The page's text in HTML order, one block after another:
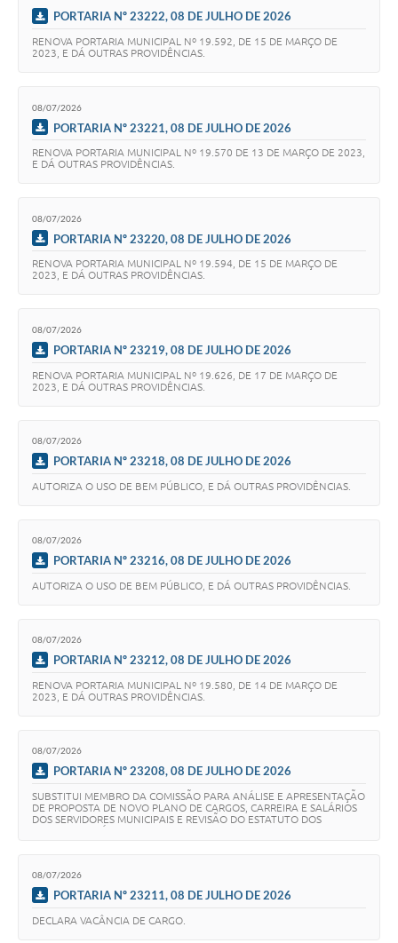
PORTARIA Nº 23222, 08 DE JULHO DE 2026
RENOVA PORTARIA MUNICIPAL Nº 19.592, DE 15 DE MARÇO DE
2023, E DÁ OUTRAS PROVIDÊNCIAS.
08/07/2026
PORTARIA Nº 23221, 08 DE JULHO DE 2026
RENOVA PORTARIA MUNICIPAL Nº 19.570 DE 13 DE MARÇO DE 2023,
E DÁ OUTRAS PROVIDÊNCIAS.
08/07/2026
PORTARIA Nº 23220, 08 DE JULHO DE 2026
RENOVA PORTARIA MUNICIPAL Nº 19.594, DE 15 DE MARÇO DE
2023, E DÁ OUTRAS PROVIDÊNCIAS.
08/07/2026
PORTARIA Nº 23219, 08 DE JULHO DE 2026
RENOVA PORTARIA MUNICIPAL Nº 19.626, DE 17 DE MARÇO DE
2023, E DÁ OUTRAS PROVIDÊNCIAS.
08/07/2026
PORTARIA Nº 23218, 08 DE JULHO DE 2026
AUTORIZA O USO DE BEM PÚBLICO, E DÁ OUTRAS PROVIDÊNCIAS.
08/07/2026
PORTARIA Nº 23216, 08 DE JULHO DE 2026
AUTORIZA O USO DE BEM PÚBLICO, E DÁ OUTRAS PROVIDÊNCIAS.
08/07/2026
PORTARIA Nº 23212, 08 DE JULHO DE 2026
RENOVA PORTARIA MUNICIPAL Nº 19.580, DE 14 DE MARÇO DE
2023, E DÁ OUTRAS PROVIDÊNCIAS.
08/07/2026
PORTARIA Nº 23208, 08 DE JULHO DE 2026
SUBSTITUI MEMBRO DA COMISSÃO PARA ANÁLISE E APRESENTAÇÃO
DE PROPOSTA DE NOVO PLANO DE CARGOS, CARREIRA E SALÁRIOS
DOS SERVIDORES MUNICIPAIS E REVISÃO DO ESTATUTO DOS
08/07/2026
PORTARIA Nº 23211, 08 DE JULHO DE 2026
DECLARA VACÂNCIA DE CARGO.